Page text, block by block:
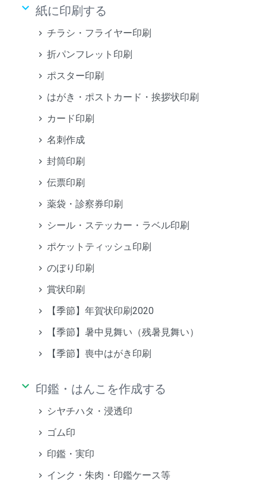
keyboard_arrow_down 紙に印刷する
チラシ・フライヤー印刷
折パンフレット印刷
ポスター印刷
はがき・ポストカード・挨拶状印刷
カード印刷
名刺作成
封筒印刷
伝票印刷
薬袋・診察券印刷
シール・ステッカー・ラベル印刷
ポケットティッシュ印刷
のぼり印刷
賞状印刷
【季節】年賀状印刷2020
【季節】暑中見舞い（残暑見舞い）
【季節】喪中はがき印刷
keyboard_arrow_down 印鑑・はんこを作成する
シヤチハタ・浸透印
ゴム印
印鑑・実印
インク・朱肉・印鑑ケース等